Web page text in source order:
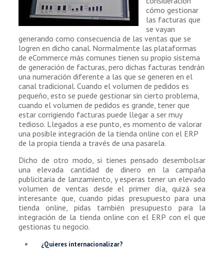
cómo gestionar
las facturas que
se vayan
generando como consecuencia de las ventas que se
logren en dicho canal. Normalmente las plataformas
de eCommerce más comunes tienen su propio sistema
de generación de facturas, pero dichas facturas tendrán
una numeración diferente a las que se generen en el
canal tradicional. Cuando el volumen de pedidos es
pequeño, esto se puede gestionar sin cierto problema,
cuando el volumen de pedidos es grande, tener que
estar corrigiendo facturas puede llegar a ser muy
tedioso. Llegados a ese punto, es momento de valorar
una posible integración de la tienda online con el ERP
de la propia tienda a través de una pasarela.
Dicho de otro modo, si tienes pensado desembolsar
una elevada cantidad de dinero en la campaña
publicitaria de lanzamiento, y esperas tener un elevado
volumen de ventas desde el primer día, quizá sea
interesante que, cuando pidas presupuesto para una
tienda online, pidas también presupuesto para la
integración de la tienda online con el ERP con el que
gestionas tu negocio.
¿Quieres internacionalizar?